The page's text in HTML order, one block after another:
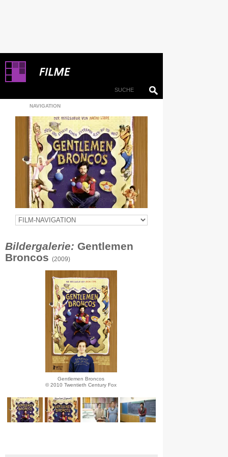
NAVIGATION
Bildergalerie: Gentlemen
Broncos (2009)
Gentlemen Broncos
© 2010 Twentieth Century Fox